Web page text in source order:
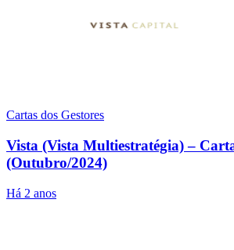
Cartas dos Gestores
Vista (Vista Multiestratégia) –
(Outubro/2024)
Há 2 anos